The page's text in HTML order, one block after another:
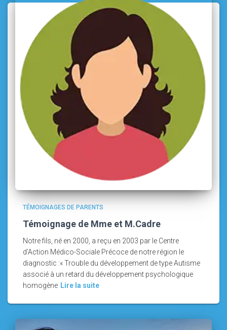
TÉMOIGNAGES DE PARENTS
Témoignage de Mme et M.Cadre
Notre fils, né en 2000, a reçu en 2003 par le Centre
d’Action Médico-Sociale Précoce de notre région le
diagnostic :« Trouble du développement de type Autisme
associé à un retard du développement psychologique
homogène Lire la suite